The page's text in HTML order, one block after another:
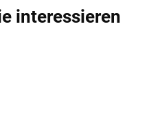
interessieren